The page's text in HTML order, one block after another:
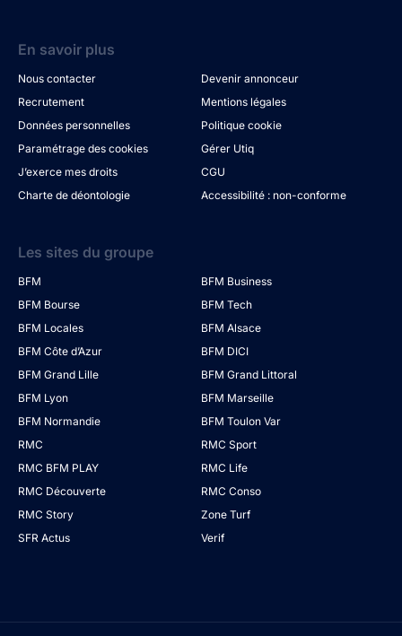
En savoir plus
Nous contacter
Devenir annonceur
Recrutement
Mentions légales
Données personnelles
Politique cookie
Paramétrage des cookies
Gérer Utiq
J’exerce mes droits
CGU
Charte de déontologie
Accessibilité : non-conforme
Les sites du groupe
BFM
BFM Business
BFM Bourse
BFM Tech
BFM Locales
BFM Alsace
BFM Côte d’Azur
BFM DICI
BFM Grand Lille
BFM Grand Littoral
BFM Lyon
BFM Marseille
BFM Normandie
BFM Toulon Var
RMC
RMC Sport
RMC BFM PLAY
RMC Life
RMC Découverte
RMC Conso
RMC Story
Zone Turf
SFR Actus
Verif